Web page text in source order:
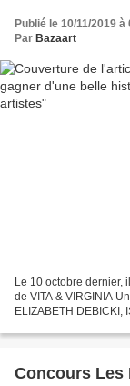
Publié le 10/11/2019 à
Par Bazaart
Le 10 octobre dernier,
de VITA & VIRGINIA
ELIZABETH DEBICKI,
Concours Les